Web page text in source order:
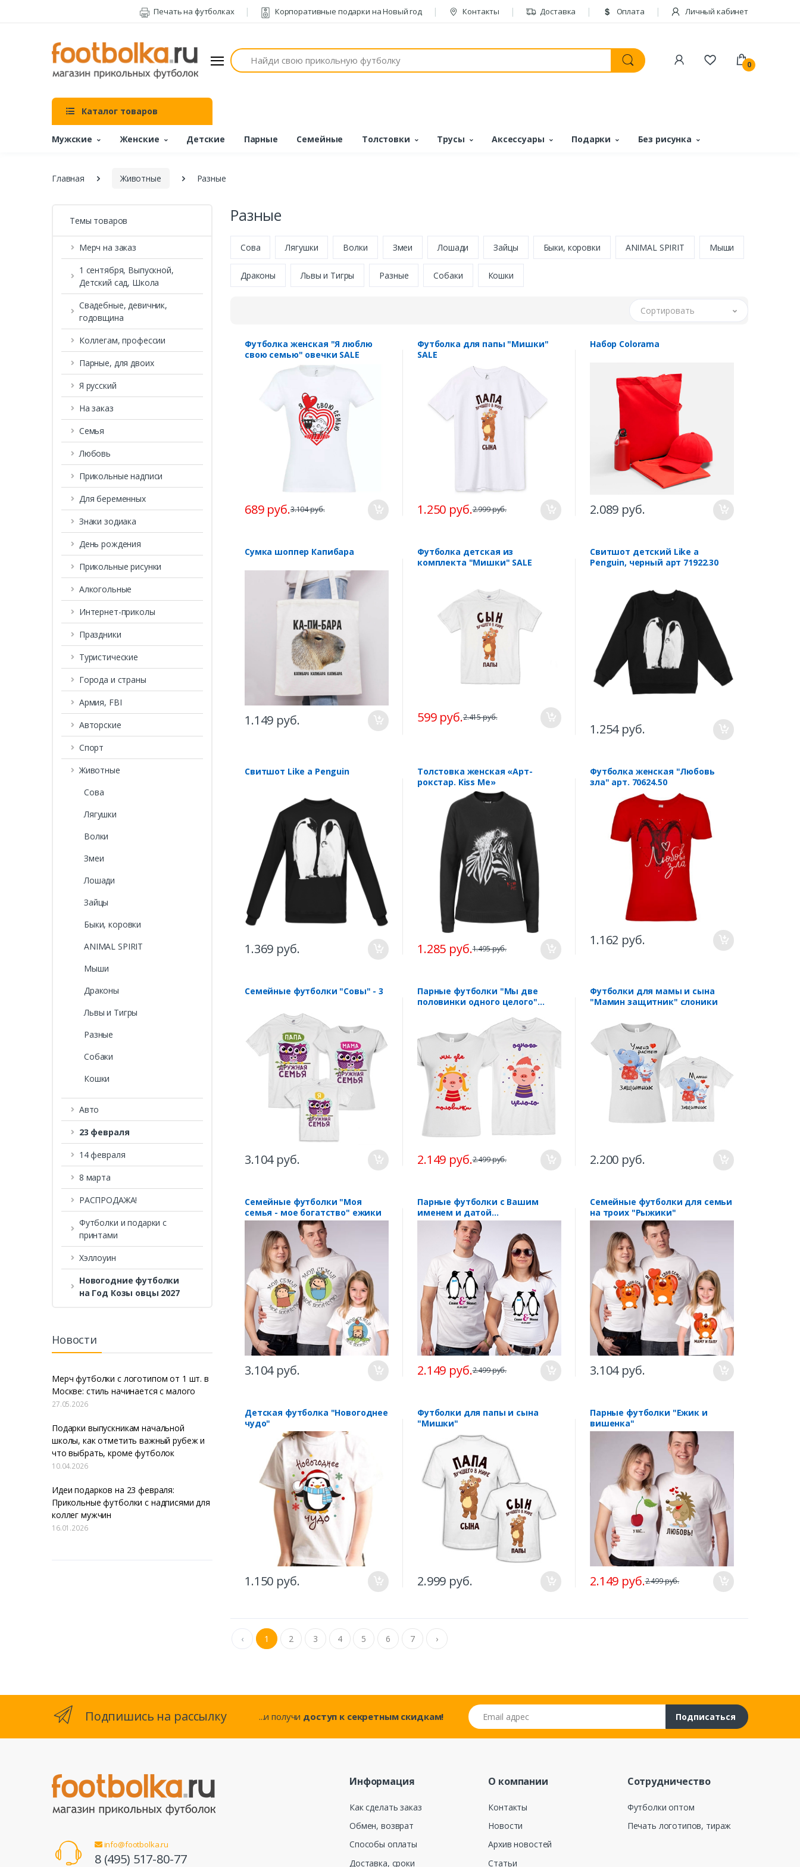
Печать на футболках Корпоративные подарки на Новый год Контакты Доставка Оплата Личный кабинет
Поиск
0
Каталог товаров
Мужские Женские Детские Парные Семейные Толстовки Трусы Аксессуары Подарки Без рисунка
Главная Животные Разные
Темы товаров
Мерч на заказ
1 сентября, Выпускной,
Детский сад, Школа
Свадебные, девичник,
годовщина
Коллегам, профессии
Парные, для двоих
Я русский
На заказ
Семья
Любовь
Прикольные надписи
Для беременных
Знаки зодиака
День рождения
Прикольные рисунки
Алкогольные
Интернет-приколы
Праздники
Туристические
Города и страны
Армия, FBI
Авторские
Спорт
Животные
Сова
Лягушки
Волки
Змеи
Лошади
Зайцы
Быки, коровки
ANIMAL SPIRIT
Мыши
Драконы
Львы и Тигры
Разные
Собаки
Кошки
Авто
23 февраля
14 февраля
8 марта
РАСПРОДАЖА!
Футболки и подарки с
принтами
Хэллоуин
Новогодние футболки
на Год Козы овцы 2027
Новости
Мерч футболки с логотипом от 1 шт. в
Москве: стиль начинается с малого
27.05.2026
Подарки выпускникам начальной
школы, как отметить важный рубеж и
что выбрать, кроме футболок
10.04.2026
Идеи подарков на 23 февраля:
Прикольные футболки с надписями для
коллег мужчин
16.01.2026
Разные
Сова Лягушки Волки Змеи Лошади Зайцы Быки, коровки ANIMAL SPIRIT Мыши
Драконы Львы и Тигры Разные Собаки Кошки
Сортировать
Футболка женская "Я люблю
свою семью" овечки SALE
689 руб.3.104 руб.
Футболка для папы "Мишки"
SALE
1.250 руб.2.999 руб.
Набор Colorama
2.089 руб.
Сумка шоппер Капибара
1.149 руб.
Футболка детская из
комплекта "Мишки" SALE
599 руб.2.415 руб.
Свитшот детский Like a
Penguin, черный арт 71922.30
1.254 руб.
Свитшот Like a Penguin
1.369 руб.
Толстовка женская «Арт-
рокстар. Kiss Me»
1.285 руб.1.495 руб.
Футболка женская "Любовь
зла" арт. 70624.50
1.162 руб.
Семейные футболки "Совы" - 3
3.104 руб.
Парные футболки "Мы две
половинки одного целого"
2.149 руб.2.499 руб.
Футболки для мамы и сына
"Мамин защитник" слоники
2.200 руб.
Семейные футболки "Моя
семья - мое богатство" ежики
3.104 руб.
Парные футболки с Вашим
именем и датой
"Пингвинчики"
2.149 руб.2.499 руб.
Семейные футболки для семьи
на троих "Рыжики"
3.104 руб.
Детская футболка "Новогоднее
чудо"
1.150 руб.
Футболки для папы и сына
"Мишки"
2.999 руб.
Парные футболки "Ежик и
вишенка"
2.149 руб.2.499 руб.
‹ 1 2 3 4 5 6 7 ›
Подпишись на рассылку ...и получи доступ к секретным скидкам!
Email адрес
Подписаться
info@footbolka.ru
8 (495) 517-80-77
Информация
Как сделать заказ
Обмен, возврат
Способы оплаты
Доставка, сроки
О компании
Контакты
Новости
Архив новостей
Статьи
Сотрудничество
Футболки оптом
Печать логотипов, тираж